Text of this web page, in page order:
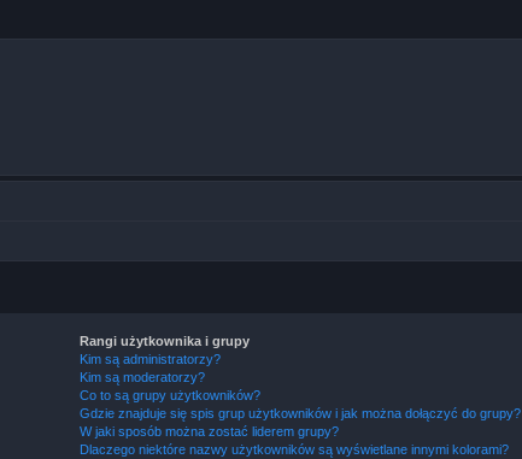
Rangi użytkownika i grupy
Kim są administratorzy?
Kim są moderatorzy?
Co to są grupy użytkowników?
Gdzie znajduje się spis grup użytkowników i jak można dołączyć do grupy?
W jaki sposób można zostać liderem grupy?
Dlaczego niektóre nazwy użytkowników są wyświetlane innymi kolorami?